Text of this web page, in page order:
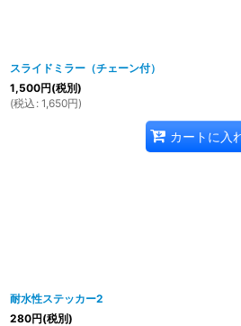
スライドミラー（チェーン付）
1,500円(税別)
(税込 : 1,650円)
カートに入
耐水性ステッカー2
280円(税別)